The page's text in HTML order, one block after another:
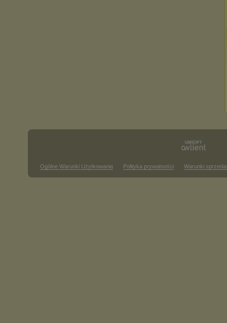
Ogólne Warunki Użytkowania Polityka prywatności Warunki